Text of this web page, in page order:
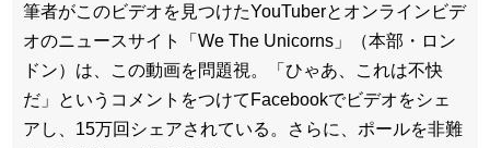
筆者がこのビデオを見つけたYouTuberとオンラインビデ
オのニュースサイト「We The Unicorns」（本部・ロン
ドン）は、この動画を問題視。「ひゃあ、これは不快
だ」というコメントをつけてFacebookでビデオをシェ
アし、15万回シェアされている。さらに、ポールを非難